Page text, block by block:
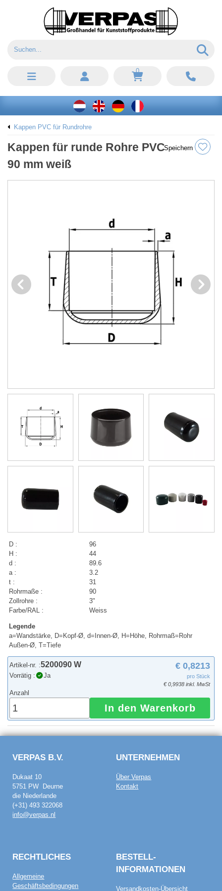
0
Kappen PVC für Rundrohre
Kappen für runde Rohre PVC
90 mm weiß
Speichern
D :
96
H :
44
d :
89.6
a :
3.2
t :
31
Rohrmaße :
90
Zollrohre :
3"
Farbe/RAL :
Weiss
Legende
a=Wandstärke, D=Kopf-Ø, d=Innen-Ø, H=Höhe, Rohrmaß=Rohr
Außen-Ø, T=Tiefe
Artikel-nr. :5200090 W
Vorrätig : Ja
€ 0,8213
pro Stück
€ 0,9938 inkl. MwSt
Anzahl
In den Warenkorb
VERPAS B.V.
Dukaat 10
5751 PW Deurne
die Niederlande
(+31) 493 322068
info@verpas.nl
UNTERNEHMEN
Über Verpas
Kontakt
RECHTLICHES
Allgemeine
Geschäftsbedingungen
BESTELL­
INFORMATIONEN
Versandkosten-Übersicht